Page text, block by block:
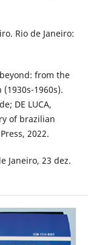
Rio de Janeiro:
from the
1960s).
DE LUCA,
of brazilian
2022.
Janeiro, 23 dez.